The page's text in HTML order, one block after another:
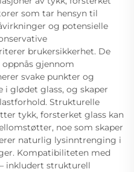
som tar hensyn til
og potensielle
brukersikkerhet. De
oppnås gjennom
svake punkter og
i glødet glass, og skaper
Strukturelle
tykk, forsterket glass kan
noe som skaper
naturlig lysinntrenging i
Kompatibiliteten med
inkludert strukturell